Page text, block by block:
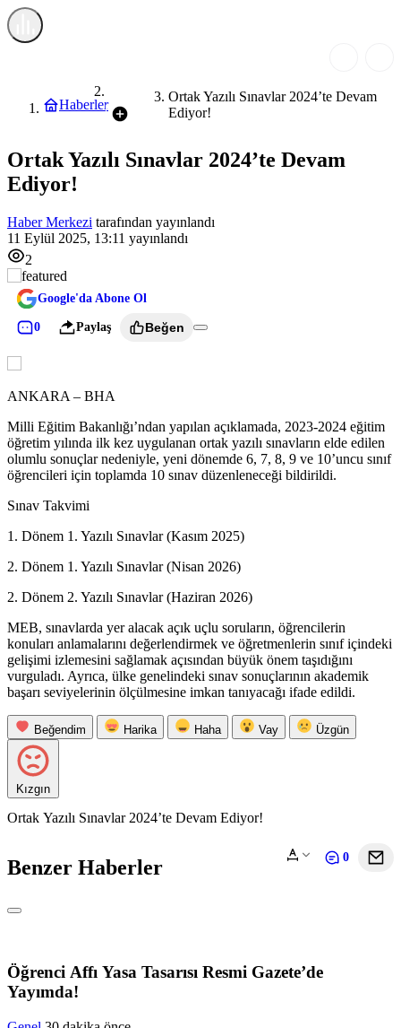
Haberler
Ortak Yazılı Sınavlar 2024’te Devam
Ediyor!
Ortak Yazılı Sınavlar 2024’te Devam
Ediyor!
Haber Merkezi tarafından yayınlandı
11 Eylül 2025, 13:11 yayınlandı
2
Google'da Abone Ol
0 Paylaş Beğen
ANKARA – BHA
Milli Eğitim Bakanlığı’ndan yapılan açıklamada, 2023-2024 eğitim
öğretim yılında ilk kez uygulanan ortak yazılı sınavların elde edilen
olumlu sonuçlar nedeniyle, yeni dönemde 6, 7, 8, 9 ve 10’uncu sınıf
öğrencileri için toplamda 10 sınav düzenleneceği bildirildi.
Sınav Takvimi
1. Dönem 1. Yazılı Sınavlar (Kasım 2025)
2. Dönem 1. Yazılı Sınavlar (Nisan 2026)
2. Dönem 2. Yazılı Sınavlar (Haziran 2026)
MEB, sınavlarda yer alacak açık uçlu soruların, öğrencilerin
konuları anlamalarını değerlendirmek ve öğretmenlerin sınıf içindeki
gelişimi izlemesini sağlamak açısından büyük önem taşıdığını
vurguladı. Ayrıca, ülke genelindeki sınav sonuçlarının akademik
başarı seviyelerinin ölçülmesine imkan tanıyacağı ifade edildi.
Beğendim Harika Haha Vay Üzgün
Kızgın
Ortak Yazılı Sınavlar 2024’te Devam Ediyor!
0
Benzer Haberler
Öğrenci Affı Yasa Tasarısı Resmi Gazete’de
Yayımda!